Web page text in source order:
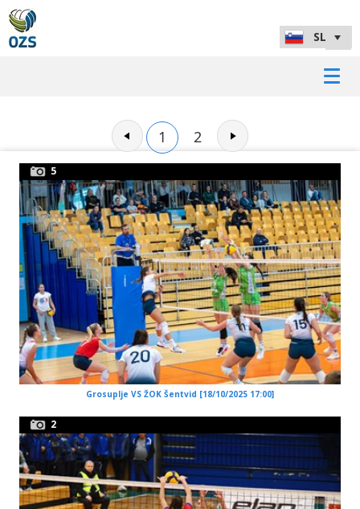
1 2
5
Grosuplje VS ŽOK Šentvid [18/10/2025 17:00]
2